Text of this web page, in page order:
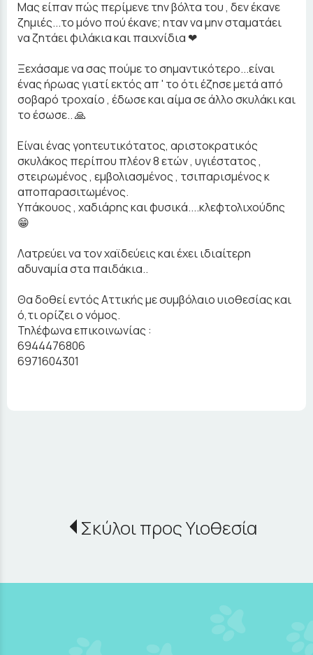
Μας είπαν πώς περίμενε την βόλτα του , δεν έκανε
ζημιές...το μόνο πού έκανε; ηταν να μην σταματάει
να ζητάει φιλάκια και παιχνίδια ❤
Ξεχάσαμε να σας πούμε το σημαντικότερο...είναι
ένας ήρωας γιατί εκτός απ ' το ότι έζησε μετά από
σοβαρό τροχαίο , έδωσε και αίμα σε άλλο σκυλάκι και
το έσωσε.. 🙏
Είναι ένας γοητευτικότατος, αριστοκρατικός
σκυλάκος περίπου πλέον 8 ετών , υγιέστατος ,
στειρωμένος , εμβολιασμένος , τσιπαρισμένος κ
αποπαρασιτωμένος.
Υπάκουος , χαδιάρης και φυσικά....κλεφτολιχούδης
😁
Λατρεύει να τον χαϊδεύεις και έχει ιδιαίτερη
αδυναμία στα παιδάκια..
Θα δοθεί εντός Αττικής με συμβόλαιο υιοθεσίας και
ό,τι ορίζει ο νόμος.
Τηλέφωνα επικοινωνίας :
6944476806
6971604301
Σκύλοι προς Υιοθεσία